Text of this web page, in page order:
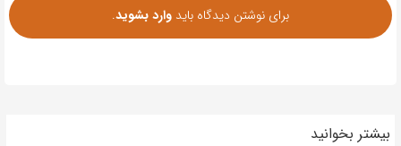
برای نوشتن دیدگاه باید وارد بشوید.
بیشتر بخوانید